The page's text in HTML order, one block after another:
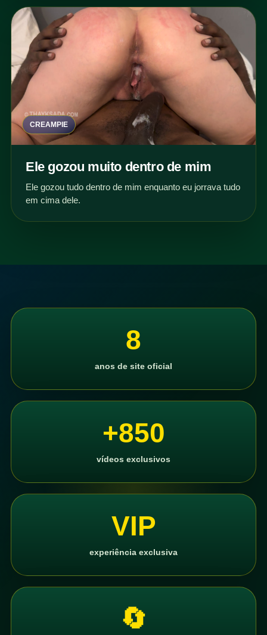
CREAMPIE
Ele gozou muito dentro de mim
Ele gozou tudo dentro de mim enquanto eu jorrava tudo
em cima dele.
8
anos de site oficial
+850
vídeos exclusivos
VIP
experiência exclusiva
🔄